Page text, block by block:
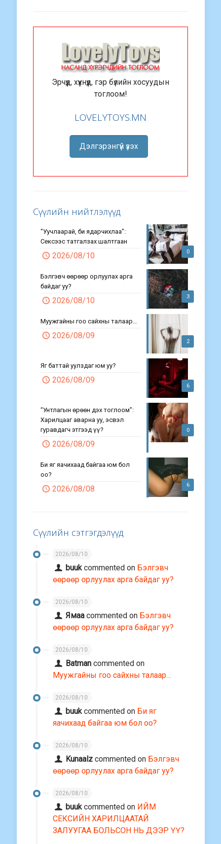
Эрчүүд, хүүхнүүд, гэр бүлийн хосуудын
тоглоом!
LOVELYTOYS.MN
Дэлгэрэнгүй үзэх
Сүүлийн нийтлэлүүд
0
“Уучлаарай, би ядарчихлаа”:
Сексээс татгалзах шалтгаан
2026/08/10
3
Бэлгэвч өөрөөр орлуулах арга
байдаг уу?
2026/08/10
2
Муужгайны гоо сайхны талаар…
2026/08/09
6
Яг баттай уулздаг юм уу?
2026/08/09
0
“Унтлагын өрөөн дэх тоглоом”:
Харилцааг аварна уу, эсвэл
гуравдагч этгээд үү?
2026/08/09
6
Би яг яачихаад байгаа юм бол
оо?
2026/08/08
Сүүлийн сэтгэгдэлүүд
2026/08/10
buukcommented on Бэлгэвч
өөрөөр орлуулах арга байдаг уу?
2026/08/10
Ямаа commented on Бэлгэвч
өөрөөр орлуулах арга байдаг уу?
2026/08/10
Batman commented on
Муужгайны гоо сайхны талаар…
2026/08/10
buukcommented on Би яг
яачихаад байгаа юм бол оо?
2026/08/10
Kunaalz commented on Бэлгэвч
өөрөөр орлуулах арга байдаг уу?
2026/08/10
buukcommented on ИЙМ
СЕКСИЙН ХАРИЛЦААТАЙ
ЗАЛУУГАА БОЛЬСОН НЬ ДЭЭР ҮҮ?